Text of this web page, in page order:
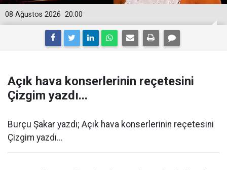
20:00
08 Ağustos 2026
Açık hava konserlerinin reçetesini
Çizgim yazdı...
Burçu Şakar yazdı; Açık hava konserlerinin reçetesini
Çizgim yazdı...